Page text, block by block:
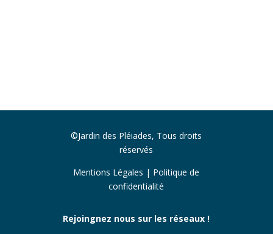
©Jardin des Pléiades, Tous droits
réservés
Mentions Légales | Politique de
confidentialité
Rejoingnez nous sur les réseaux !